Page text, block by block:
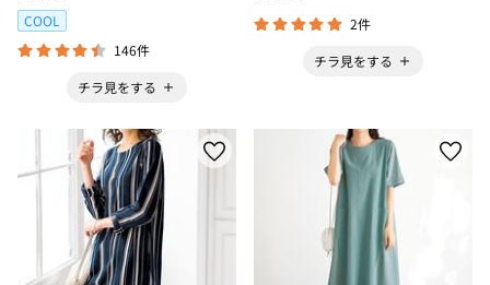
COOL
146件
チラ見をする
2件
チラ見をする